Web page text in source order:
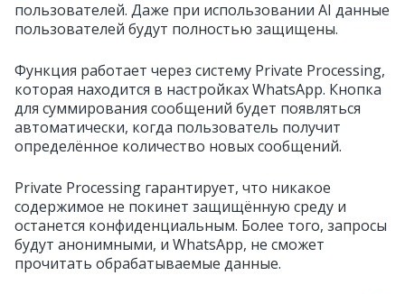
пользователей. Даже при использовании AI данные
пользователей будут полностью защищены.
Функция работает через систему Private Processing,
которая находится в настройках WhatsApp. Кнопка
для суммирования сообщений будет появляться
автоматически, когда пользователь получит
определённое количество новых сообщений.
Private Processing гарантирует, что никакое
содержимое не покинет защищённую среду и
останется конфиденциальным. Более того, запросы
будут анонимными, и WhatsApp, не сможет
прочитать обрабатываемые данные.